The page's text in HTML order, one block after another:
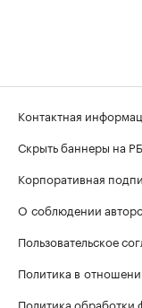
Контактная
Скрыть баннеры на
Корпоративная
О соблюдении
Пользовательское
Политика в
Политика обработки